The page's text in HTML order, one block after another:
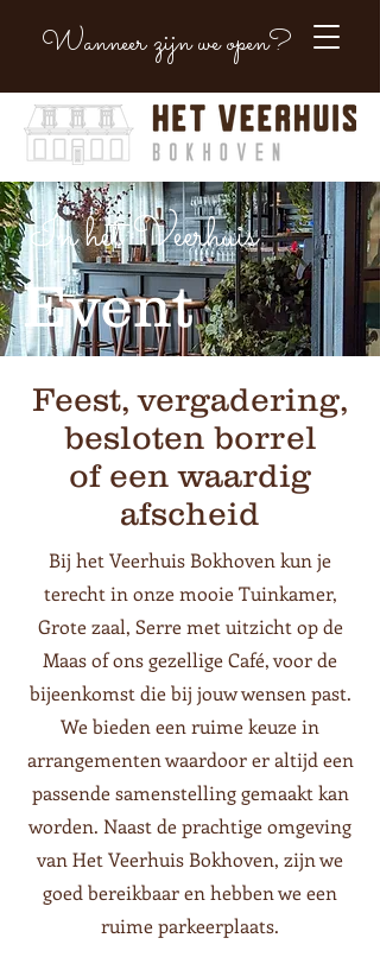
Wanneer zijn we open?
In het Veerhuis
Event
Feest, vergadering,
besloten borrel
of een waardig
afscheid
Bij het Veerhuis Bokhoven kun je
terecht in onze mooie Tuinkamer,
Grote zaal, Serre met uitzicht op de
Maas of ons gezellige Café, voor de
bijeenkomst die bij jouw wensen past.
We bieden een ruime keuze in
arrangementen waardoor er altijd een
passende samenstelling gemaakt kan
worden. Naast de prachtige omgeving
van Het Veerhuis Bokhoven, zijn we
goed bereikbaar en hebben we een
ruime parkeerplaats.